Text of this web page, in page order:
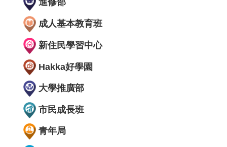
進修部
成人基本教育班
新住民學習中心
Hakka好學園
大學推廣部
市民成長班
青年局